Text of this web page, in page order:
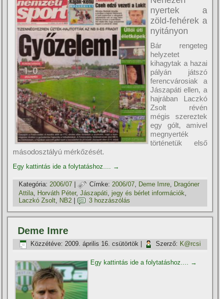
nyertek a
zöld-fehérek a
nyitányon
Bár rengeteg
helyzetet
kihagytak a hazai
pályán játszó
ferencvárosiak a
Jászapáti ellen, a
hajrában Laczkó
Zsolt révén
mégis szereztek
egy gólt, amivel
megnyerték
történetük első
másodosztályú mérkőzését.
Egy kattintás ide a folytatáshoz.... →
Kategória: 2006/07 Címke: 2006/07 Deme Imre
Dragóner
Attila Horváth Péter,Jászapáti ,jegy és bérlet információk
Laczkó Zsolt
NB2 3 hozzászólás
Deme Imre
Közzétéve: 2009. április 16. csütörtök Szerző: K@rcsi
Egy kattintás ide a folytatáshoz.... →